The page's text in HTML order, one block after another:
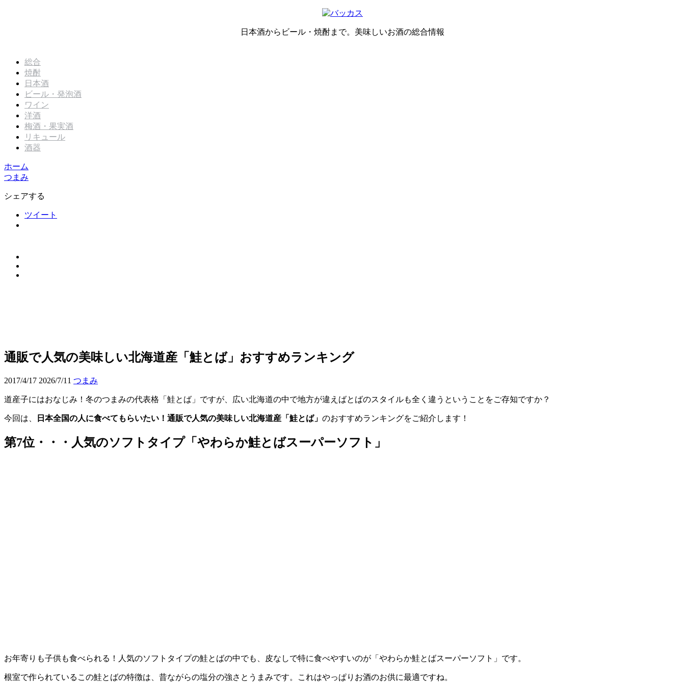
日本酒からビール・焼酎まで。美味しいお酒の総合情報
総合
焼酎
日本酒
ビール・発泡酒
ワイン
洋酒
梅酒・果実酒
リキュール
酒器
ホーム
つまみ
シェアする
ツイート
通販で人気の美味しい北海道産「鮭とば」おすすめランキング
2017/4/17 2026/7/11 つまみ
道産子にはおなじみ！冬のつまみの代表格「鮭とば」ですが、広い北海道の中で地方が違えばとばのスタイルも全く違うということをご存知ですか？
今回は、 日本全国の人に食べてもらいたい！通販で人気の美味しい北海道産「鮭とば」 のおすすめランキングをご紹介します！
第7位・・・人気のソフトタイプ「やわらか鮭とばスーパーソフト」
お年寄りも子供も食べられる！人気のソフトタイプの鮭とばの中でも、皮なしで特に食べやすいのが「やわらか鮭とばスーパーソフト」です。
根室で作られているこの鮭とばの特徴は、昔ながらの塩分の強さとうまみです。これはやっぱりお酒のお供に最適ですね。